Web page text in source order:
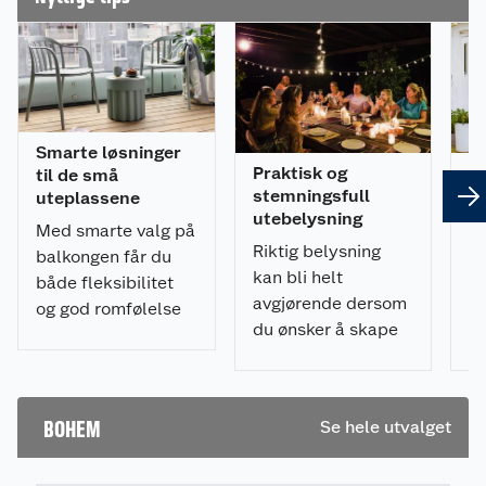
eller som del av en større sittegruppe. Putene er
trukket i et slitesterkt olefin stoff.
Produktegenskaper
Tykke puter i både stol og skammen
Galvanisert stålramme – stabil
Tauflett som gir moderne uttrykk og god
Puter i slitesterkt olefinstoff med god
fargeekthet
Egnet for utendørs bruk
Lett å vedlikeholde og rengjøre
1 stk. RIsør skammel
1 stk. stolpute
Smarte løsninger
til de små
uteplassene
Med smarte valg på
balkongen får du
både fleksibilitet
og god romfølelse
Praktisk og
stemningsfull
utebelysning
Riktig belysning
kan bli helt
avgjørende dersom
du ønsker å skape
BOHEM Se hele utvalget